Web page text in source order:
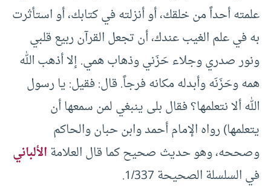
علمته أحداً من خلقك، أو أنزلته في كتابك، أو استأثرت
به في علم الغيب عندك، أن تجعل القرآن ربيع قلبي
ونور صدري وجلاء حَزَني وذهاب همي. إلا أذهب الله
همه وحَزَنَه وأبدله مكانه فرجاً. قال: فقيل: يا رسول
الله ألا نتعلمها؟ فقال بلى ينبغي لمن سمعها أن
يتعلمها) رواه الإمام أحمد وابن حبان والحاكم
وصححه، وهو حديث صحيح كما قال العلامةالألباني
في السلسلة الصحيحة 1/337.